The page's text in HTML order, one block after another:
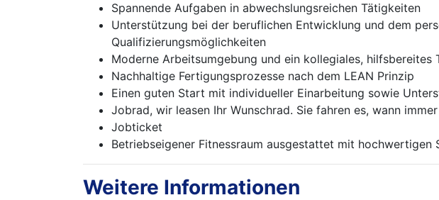
Spannende Aufgaben in abwechslungsreichen Tätigkeiten
Unterstützung bei der beruflichen Entwicklung und dem
Qualifizierungsmöglichkeiten
Moderne Arbeitsumgebung und ein kollegiales, hilfsbereites
Nachhaltige Fertigungsprozesse nach dem LEAN Prinzip
Einen guten Start mit individueller Einarbeitung sowie
Jobrad, wir leasen Ihr Wunschrad. Sie fahren es, wann
Jobticket
Betriebseigener Fitnessraum ausgestattet mit hochwertigen
Weitere Informationen